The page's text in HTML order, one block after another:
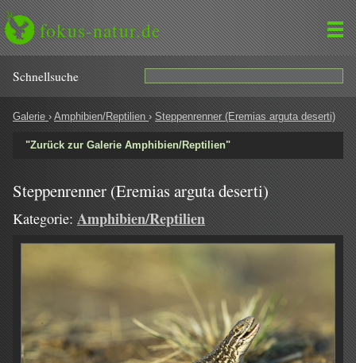
fokus-natur.de
Schnell­suche
Galerie › Amphibien/Reptilien › Steppenrenner (Eremias arguta deserti)
"Zurück zur Galerie Amphibien/Reptilien"
Steppenrenner (Eremias arguta deserti)
Kategorie: Amphibien/Reptilien